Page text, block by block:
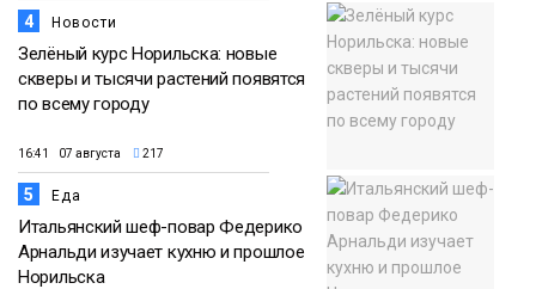
4 Новости
Зелёный курс Норильска: новые
скверы и тысячи растений появятся
по всему городу
16:41 07 августа 217
5 Еда
Итальянский шеф-повар Федерико
Арнальди изучает кухню и прошлое
Норильска